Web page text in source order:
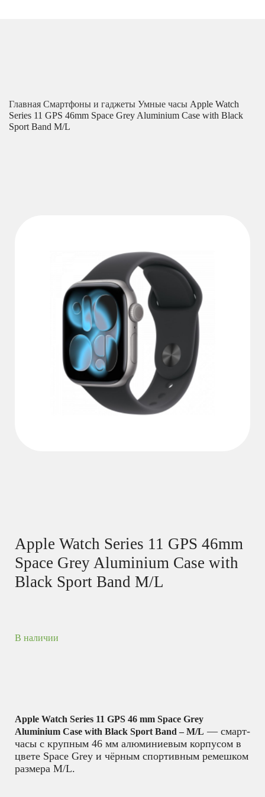
Главная Смартфоны и гаджеты Умные часы Apple Watch
Series 11 GPS 46mm Space Grey Aluminium Case with Black
Sport Band M/L
Apple Watch Series 11 GPS 46mm
Space Grey Aluminium Case with
Black Sport Band M/L
В наличии
Apple Watch Series 11 GPS 46 mm Space Grey
Aluminium Case with Black Sport Band – M/L — смарт-
часы с крупным 46 мм алюминиевым корпусом в
цвете Space Grey и чёрным спортивным ремешком
размера M/L.